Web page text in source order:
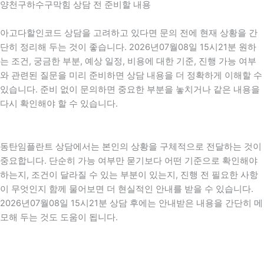
양천구하수구막힘 상담 전 준비할 내용
아고다할인코드 상담을 고려하고 있다면 문의 전에 현재 상황을 간
단히 정리해 두는 것이 좋습니다. 2026년07월08일 15시21분 원하
는 조건, 궁금한 부분, 예상 일정, 비용에 대한 기준, 진행 가능 여부
와 관련된 질문을 미리 준비하면 상담 내용을 더 정확하게 이해할 수
있습니다. 준비 없이 문의하면 중요한 부분을 놓치거나 같은 내용을
다시 확인해야 할 수 있습니다.
동탄임플란트 상담에서는 본인의 상황을 구체적으로 전달하는 것이
중요합니다. 단순히 가능 여부만 묻기보다 어떤 기준으로 확인해야
하는지, 조건이 달라질 수 있는 부분이 있는지, 진행 전 필요한 사항
이 무엇인지 함께 물어보면 더 현실적인 안내를 받을 수 있습니다.
2026년07월08일 15시21분 상담 후에는 안내받은 내용을 간단히 메
모해 두는 것도 도움이 됩니다.